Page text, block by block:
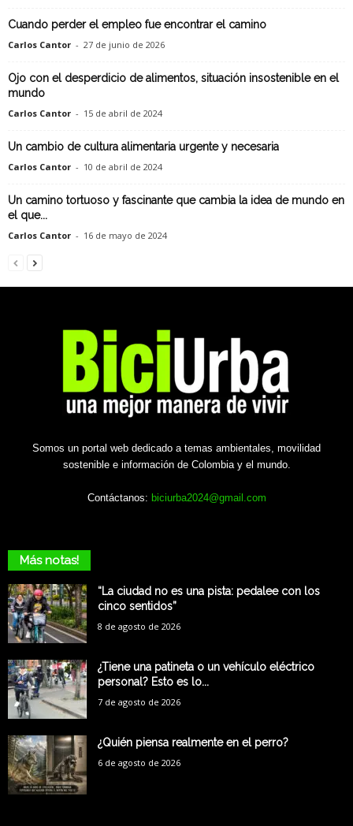
Cuando perder el empleo fue encontrar el camino
Carlos Cantor - 27 de junio de 2026
Ojo con el desperdicio de alimentos, situación insostenible en el
mundo
Carlos Cantor - 15 de abril de 2024
Un cambio de cultura alimentaria urgente y necesaria
Carlos Cantor - 10 de abril de 2024
Un camino tortuoso y fascinante que cambia la idea de mundo en
el que...
Carlos Cantor - 16 de mayo de 2024
Somos un portal web dedicado a temas ambientales, movilidad
sostenible e información de Colombia y el mundo.
Contáctanos: biciurba2024@gmail.com
Más notas!
“La ciudad no es una pista: pedalee con los
cinco sentidos”
8 de agosto de 2026
¿Tiene una patineta o un vehículo eléctrico
personal? Esto es lo...
7 de agosto de 2026
¿Quién piensa realmente en el perro?
6 de agosto de 2026